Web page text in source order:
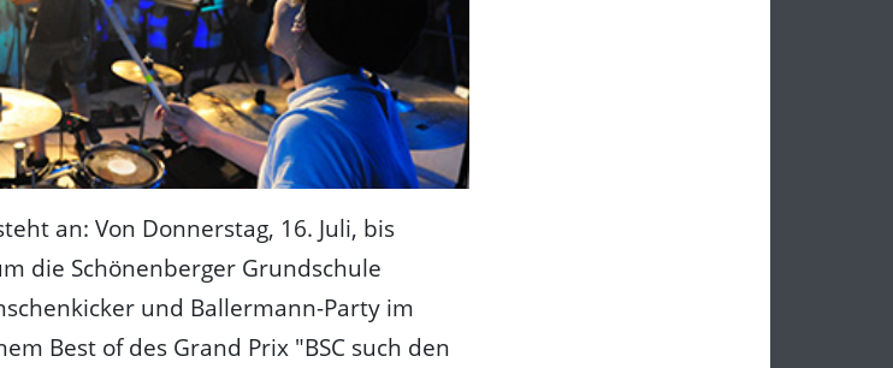
an: Von Donnerstag, 16. Juli, bis
die Schönenberger Grundschule
und Ballermann-Party im
Best of des Grand Prix "BSC such den